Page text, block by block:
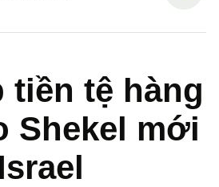
tiền tệ hàng
Shekel mới